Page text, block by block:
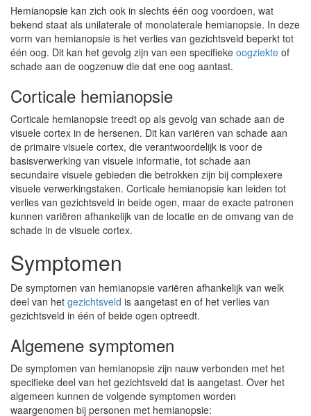
Hemianopsie kan zich ook in slechts één oog voordoen, wat
bekend staat als unilaterale of monolaterale hemianopsie. In deze
vorm van hemianopsie is het verlies van gezichtsveld beperkt tot
één oog. Dit kan het gevolg zijn van een specifieke oogziekte of
schade aan de oogzenuw die dat ene oog aantast.
Corticale hemianopsie
Corticale hemianopsie treedt op als gevolg van schade aan de
visuele cortex in de hersenen. Dit kan variëren van schade aan
de primaire visuele cortex, die verantwoordelijk is voor de
basisverwerking van visuele informatie, tot schade aan
secundaire visuele gebieden die betrokken zijn bij complexere
visuele verwerkingstaken. Corticale hemianopsie kan leiden tot
verlies van gezichtsveld in beide ogen, maar de exacte patronen
kunnen variëren afhankelijk van de locatie en de omvang van de
schade in de visuele cortex.
Symptomen
De symptomen van hemianopsie variëren afhankelijk van welk
deel van het gezichtsveld is aangetast en of het verlies van
gezichtsveld in één of beide ogen optreedt.
Algemene symptomen
De symptomen van hemianopsie zijn nauw verbonden met het
specifieke deel van het gezichtsveld dat is aangetast. Over het
algemeen kunnen de volgende symptomen worden
waargenomen bij personen met hemianopsie: